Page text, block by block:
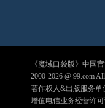
《魔域口袋版》中国
2000-2026 @ 99.comAll
著作权人&出版服务单
增值电信业务经营许可